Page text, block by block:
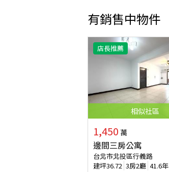
有銷售中物件
店長推薦
相似社區
1,450 萬
邊間三房公寓
台北市北投區行義路
建坪36.72 3房2廳 41.6年